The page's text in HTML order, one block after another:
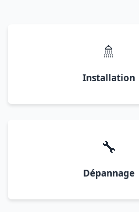
🚿
Installation
🔧
Dépannage